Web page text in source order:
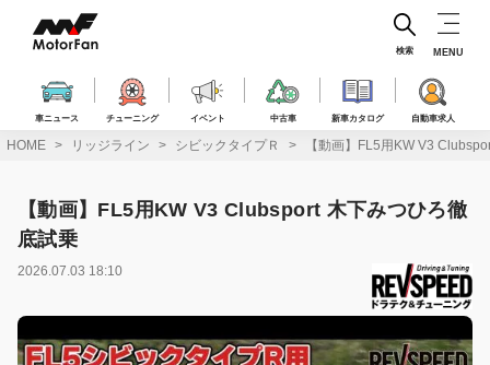
ス
車ニュース チューニング イベント 中古車 新車カタログ 自動車求人
検索 MENU
HOME リッジライン シビックタイプＲ 【動画】FL5用KW V3
【動画】FL5用KW V3 Clubsport 木下みつひろ徹
底試乗
2026.07.03 18:10